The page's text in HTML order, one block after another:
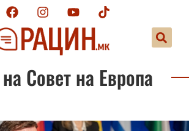
Совет на Европа